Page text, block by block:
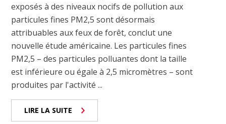
exposés à des niveaux nocifs de pollution aux
particules fines PM2,5 sont désormais
attribuables aux feux de forêt, conclut une
nouvelle étude américaine. Les particules fines
PM2,5 – des particules polluantes dont la taille
est inférieure ou égale à 2,5 micromètres – sont
produites par l'activité ...
LIRE LA SUITE